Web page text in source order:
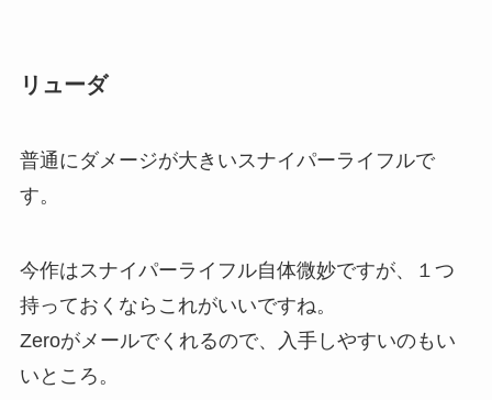
リューダ
普通にダメージが大きいスナイパーライフルで
す。
今作はスナイパーライフル自体微妙ですが、１つ
持っておくならこれがいいですね。
Zeroがメールでくれるので、入手しやすいのもい
いところ。